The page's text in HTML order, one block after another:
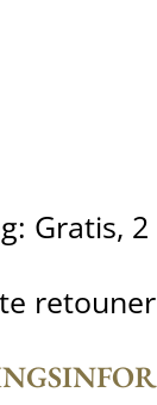
Gratis,